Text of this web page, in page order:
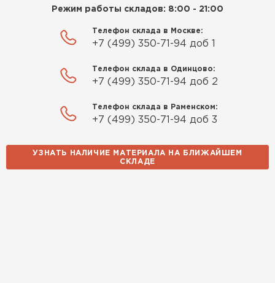
Режим работы складов: 8:00 - 21:00
Телефон склада в Москве:
+7 (499) 350-71-94 доб 1
Телефон склада в Одинцово:
+7 (499) 350-71-94 доб 2
Телефон склада в Раменском:
+7 (499) 350-71-94 доб 3
УЗНАТЬ НАЛИЧИЕ МАТЕРИАЛА НА БЛИЖАЙШЕМ
СКЛАДЕ